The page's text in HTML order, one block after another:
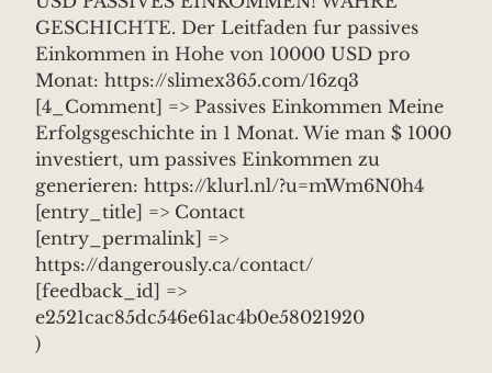
GESCHICHTE. Der Leitfaden fur passives
Einkommen in Hohe von 10000 USD pro
Monat: https://slimex365.com/16zq3
[4_Comment] => Passives Einkommen Meine
Erfolgsgeschichte in 1 Monat. Wie man $ 1000
investiert, um passives Einkommen zu
generieren: https://klurl.nl/?u=mWm6N0h4
[entry_title] => Contact
[entry_permalink] =>
https://dangerously.ca/contact/
[feedback_id] =>
e2521cac85dc546e61ac4b0e58021920
)